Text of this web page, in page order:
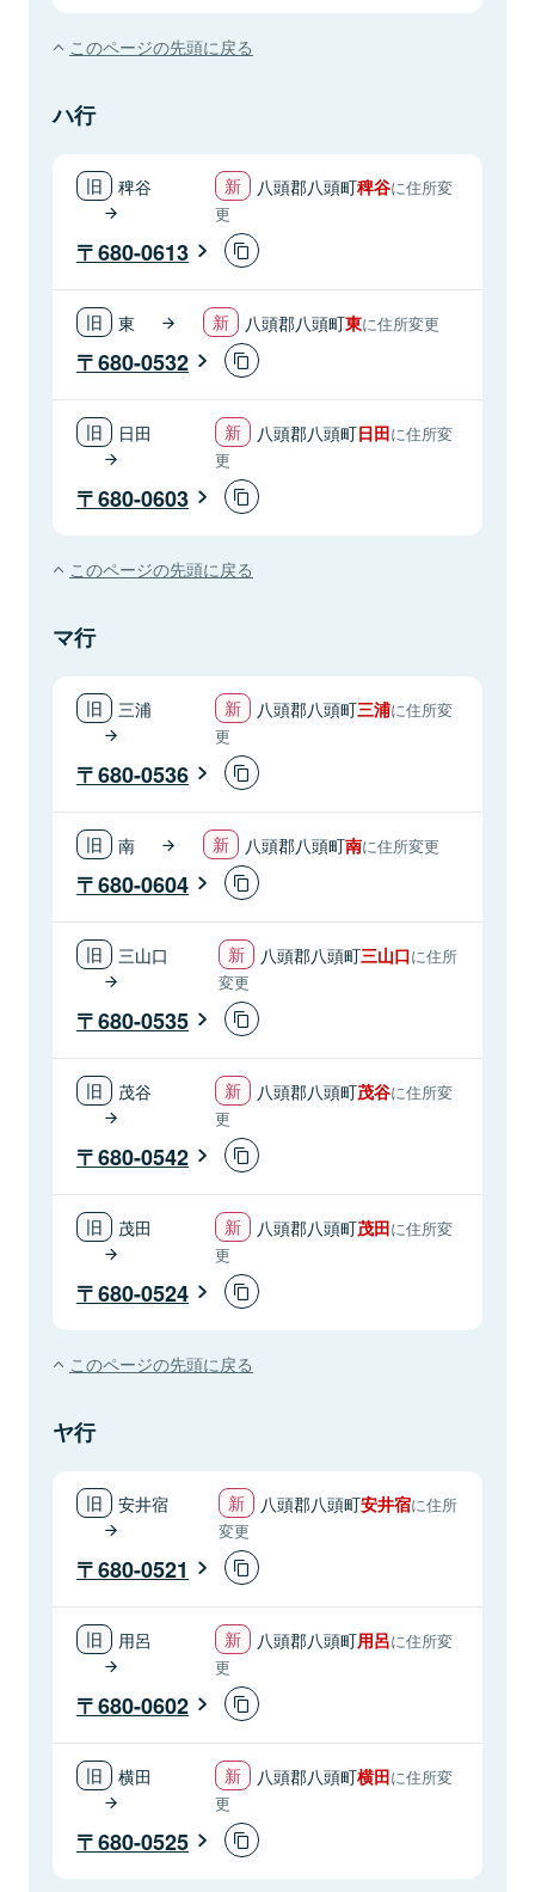
このページの先頭に戻る
ハ行
稗谷 八頭郡八頭町稗谷に住所変
更
680-0613
東 八頭郡八頭町東に住所変更
680-0532
日田 八頭郡八頭町日田に住所変
更
680-0603
このページの先頭に戻る
マ行
三浦 八頭郡八頭町三浦に住所変
更
680-0536
南 八頭郡八頭町南に住所変更
680-0604
三山口 八頭郡八頭町三山口に住所
変更
680-0535
茂谷 八頭郡八頭町茂谷に住所変
更
680-0542
茂田 八頭郡八頭町茂田に住所変
更
680-0524
このページの先頭に戻る
ヤ行
安井宿 八頭郡八頭町安井宿に住所
変更
680-0521
用呂 八頭郡八頭町用呂に住所変
更
680-0602
横田 八頭郡八頭町横田に住所変
更
680-0525